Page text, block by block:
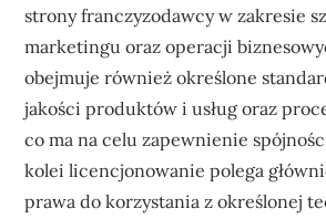
strony franczyzodawcy w zakresie
marketingu oraz operacji
obejmuje również określone
jakości produktów i usług oraz
co ma na celu zapewnienie
kolei licencjonowanie polega
prawa do korzystania z określonej